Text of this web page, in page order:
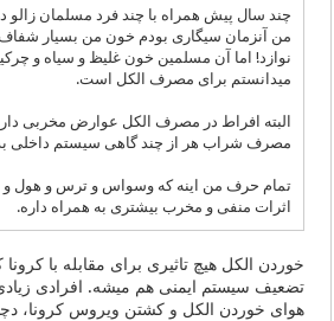
چند سال پیش همراه با چند فرد مسلمان زالو
من آنزمان سیگاری بودم خون من بسیار شفاف
نوازد! اما آن مسلمین خون غلیظ و سیاه و
میدانستم برای مصرف الکل است.
البته افراط در مصرف الکل عوارض مخربی
مصرف شراب هر از چند گاهی سیستم داخلی
تمام حرف من اینه که وسواس و ترس و هول
اثرات منفی و مخرب بیشتری به همراه داره.
خوردن الکل هیچ تاثیری برای مقابله با
تضعیف سیستم ایمنی هم میشه. افرادی
هوای خوردن الکل و کشتن ویروس کرونا،